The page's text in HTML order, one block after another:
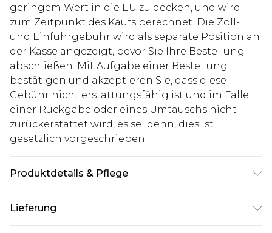
geringem Wert in die EU zu decken, und wird
zum Zeitpunkt des Kaufs berechnet. Die Zoll-
und Einfuhrgebühr wird als separate Position an
der Kasse angezeigt, bevor Sie Ihre Bestellung
abschließen. Mit Aufgabe einer Bestellung
bestätigen und akzeptieren Sie, dass diese
Gebühr nicht erstattungsfähig ist und im Falle
einer Rückgabe oder eines Umtauschs nicht
zurückerstattet wird, es sei denn, dies ist
gesetzlich vorgeschrieben.
Produktdetails & Pflege
Größe M/32
Lieferung